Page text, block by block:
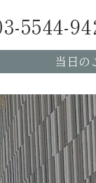
5544-
当日の